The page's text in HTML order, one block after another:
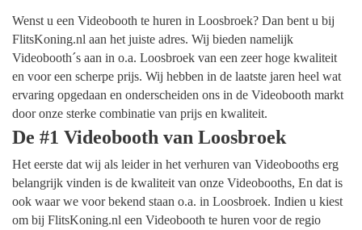
Wenst u een Videobooth te huren in Loosbroek? Dan bent u bij
FlitsKoning.nl aan het juiste adres. Wij bieden namelijk
Videobooth´s aan in o.a. Loosbroek van een zeer hoge kwaliteit
en voor een scherpe prijs. Wij hebben in de laatste jaren heel wat
ervaring opgedaan en onderscheiden ons in de Videobooth markt
door onze sterke combinatie van prijs en kwaliteit.
De #1 Videobooth van Loosbroek
Het eerste dat wij als leider in het verhuren van Videobooths erg
belangrijk vinden is de kwaliteit van onze Videobooths, En dat is
ook waar we voor bekend staan o.a. in Loosbroek. Indien u kiest
om bij FlitsKoning.nl een Videobooth te huren voor de regio